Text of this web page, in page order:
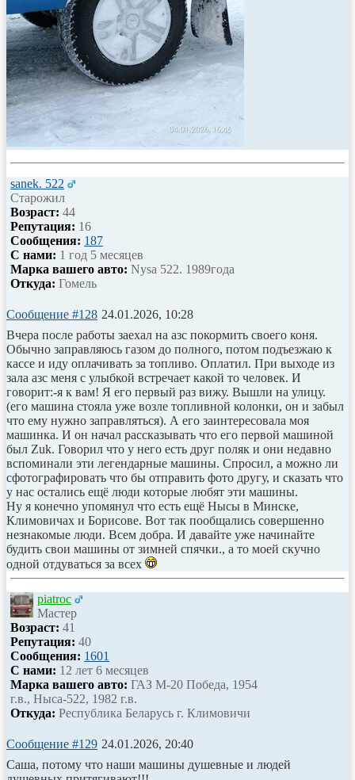
sanek. 522
Старожил
Возраст: 44
Репутация: 16
Сообщения: 187
С нами: 1 год 5 месяцев
Марка вашего авто: Nysa 522. 1989года
Откуда: Гомель
Сообщение #128 24.01.2026, 10:28
Вчера после работы заехал на азс покормить своего коня.
Обычно заправляюсь газом до полного, потом подъезжаю к
кассе и иду оплачивать за топливо. Оплатил. При выходе из
зала азс меня с улыбкой встречает какой то человек. И
говорит:-я к вам! Я его первый раз вижу. Вышли на улицу.
(его машина стояла уже возле топливной колонки, он и забыл
что ему нужно заправляться). А его заинтересовала моя
машинка. И он начал рассказывать что его первой машиной
был Zuk. Говорил что у него есть друг поляк и они недавно
вспоминали эти легендарные машины. Спросил, а можно ли
сфотографировать что бы отправить фото другу, и сказать что
у нас остались ещё люди которые любят эти машины.
Ну я конечно упомянул что есть ещё Нысы в Минске,
Климовичах и Борисове. Вот так пообщались совершенно
незнакомые люди. Всем добра. И давайте уже начинайте
будить свои машины от зимней спячки., а то моей скучно
одной отдуваться за всех
piatroc
Мастер
Возраст: 41
Репутация: 40
Сообщения: 1601
С нами: 12 лет 6 месяцев
Марка вашего авто: ГАЗ М-20 Победа, 1954
г.в., Ныса-522, 1982 г.в.
Откуда: Республика Беларусь г. Климовичи
Сообщение #129 24.01.2026, 20:40
Саша, потому что наши машины душевные и людей